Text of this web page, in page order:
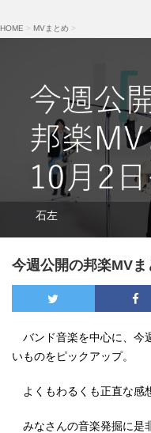
HOME > MVまとめ >
石左
今週公開の邦楽MV
バンド音楽を中心に、今
いものをピックアップ。
よくもわるくも正直な感
みなさんの音楽発掘に是